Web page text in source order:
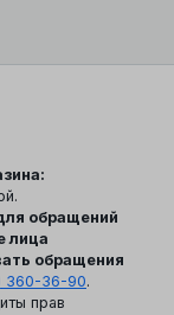
обращений
лица
обращения
360-36-90.
прав